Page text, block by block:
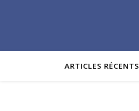
ARTICLES RÉCENTS